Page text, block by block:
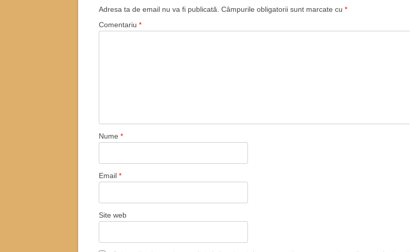
Adresa ta de email nu va fi publicată. Câmpurile obligatorii sunt marcate cu *
Comentariu *
Nume *
Email *
Site web